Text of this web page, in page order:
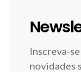
Inscreva-
novidades